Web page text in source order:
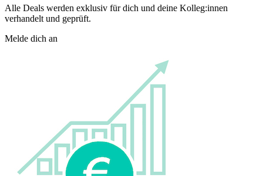
Alle Deals werden exklusiv für dich und deine Kolleg:innen
verhandelt und geprüft.
Melde dich an